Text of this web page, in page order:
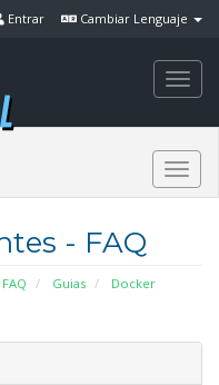
Cambiar Lenguaje
Entrar
- FAQ
Guias
Docker